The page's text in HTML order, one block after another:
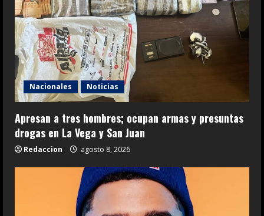
Nacionales Noticias
Apresan a tres hombres; ocupan armas y presuntas
drogas en La Vega y San Juan
Redaccion agosto 8, 2026